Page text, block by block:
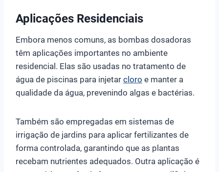
Aplicações Residenciais
Embora menos comuns, as bombas dosadoras
têm aplicações importantes no ambiente
residencial. Elas são usadas no tratamento de
água de piscinas para injetar cloro e manter a
qualidade da água, prevenindo algas e bactérias.
Também são empregadas em sistemas de
irrigação de jardins para aplicar fertilizantes de
forma controlada, garantindo que as plantas
recebam nutrientes adequados. Outra aplicação é